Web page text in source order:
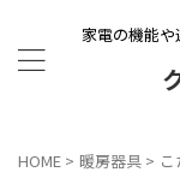
家電の機能や
HOME > 暖房器具 >